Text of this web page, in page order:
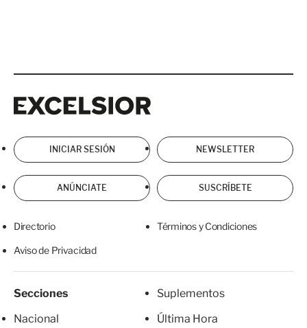
INICIAR SESIÓN NEWSLETTER
ANÚNCIATE SUSCRÍBETE
Directorio Términos y Condiciones
Aviso de Privacidad
Secciones
Nacional
Suplementos
Última Hora